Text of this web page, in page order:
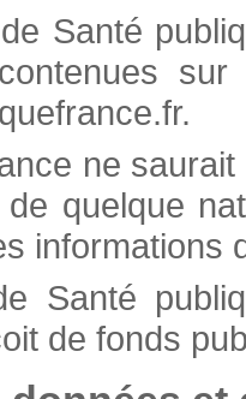
Santé
ne
quelque
informations
Santé
de fonds